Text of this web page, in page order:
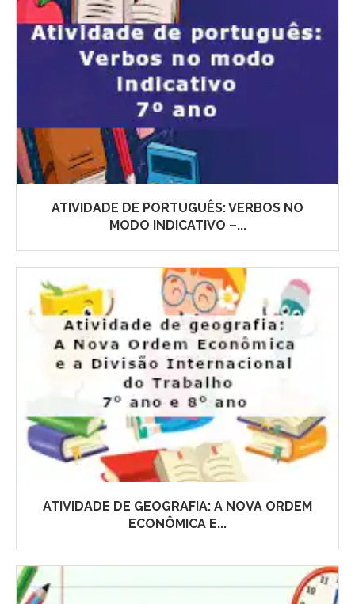
ATIVIDADE DE PORTUGUÊS: VERBOS NO
MODO INDICATIVO –...
ATIVIDADE DE GEOGRAFIA: A NOVA ORDEM
ECONÔMICA E...